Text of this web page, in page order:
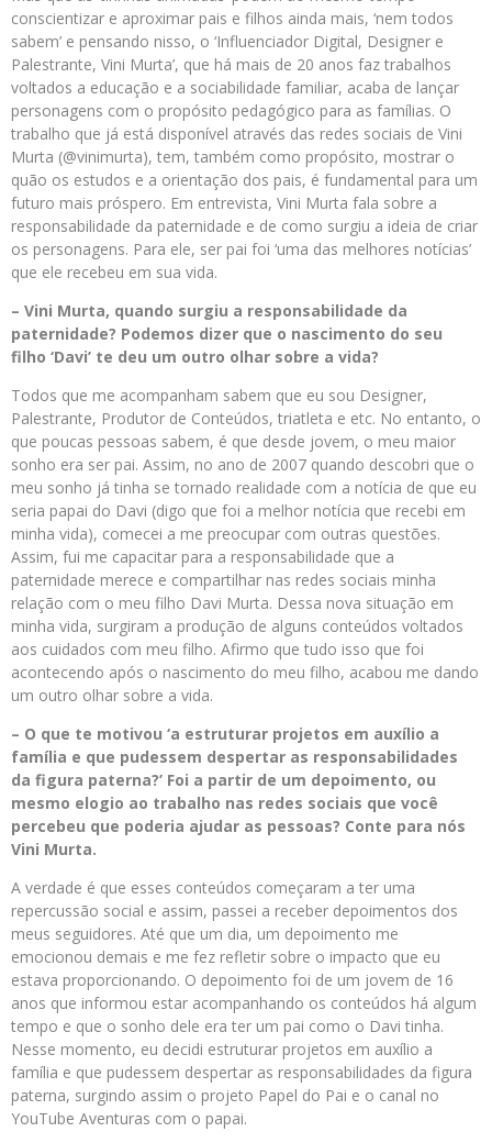
conscientizar e aproximar pais e filhos ainda mais, ‘nem todos
sabem’ e pensando nisso, o ‘Influenciador Digital, Designer e
Palestrante, Vini Murta’, que há mais de 20 anos faz trabalhos
voltados a educação e a sociabilidade familiar, acaba de lançar
personagens com o propósito pedagógico para as famílias. O
trabalho que já está disponível através das redes sociais de Vini
Murta (@vinimurta), tem, também como propósito, mostrar o
quão os estudos e a orientação dos pais, é fundamental para um
futuro mais próspero. Em entrevista, Vini Murta fala sobre a
responsabilidade da paternidade e de como surgiu a ideia de criar
os personagens. Para ele, ser pai foi ‘uma das melhores notícias’
que ele recebeu em sua vida.
– Vini Murta, quando surgiu a responsabilidade da
paternidade? Podemos dizer que o nascimento do seu
filho ‘Davi’ te deu um outro olhar sobre a vida?
Todos que me acompanham sabem que eu sou Designer,
Palestrante, Produtor de Conteúdos, triatleta e etc. No entanto, o
que poucas pessoas sabem, é que desde jovem, o meu maior
sonho era ser pai. Assim, no ano de 2007 quando descobri que o
meu sonho já tinha se tornado realidade com a notícia de que eu
seria papai do Davi (digo que foi a melhor notícia que recebi em
minha vida), comecei a me preocupar com outras questões.
Assim, fui me capacitar para a responsabilidade que a
paternidade merece e compartilhar nas redes sociais minha
relação com o meu filho Davi Murta. Dessa nova situação em
minha vida, surgiram a produção de alguns conteúdos voltados
aos cuidados com meu filho. Afirmo que tudo isso que foi
acontecendo após o nascimento do meu filho, acabou me dando
um outro olhar sobre a vida.
– O que te motivou ‘a estruturar projetos em auxílio a
família e que pudessem despertar as responsabilidades
da figura paterna?’ Foi a partir de um depoimento, ou
mesmo elogio ao trabalho nas redes sociais que você
percebeu que poderia ajudar as pessoas? Conte para nós
Vini Murta.
A verdade é que esses conteúdos começaram a ter uma
repercussão social e assim, passei a receber depoimentos dos
meus seguidores. Até que um dia, um depoimento me
emocionou demais e me fez refletir sobre o impacto que eu
estava proporcionando. O depoimento foi de um jovem de 16
anos que informou estar acompanhando os conteúdos há algum
tempo e que o sonho dele era ter um pai como o Davi tinha.
Nesse momento, eu decidi estruturar projetos em auxílio a
família e que pudessem despertar as responsabilidades da figura
paterna, surgindo assim o projeto Papel do Pai e o canal no
YouTube Aventuras com o papai.